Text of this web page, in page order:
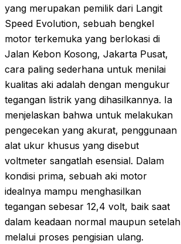
yang merupakan pemilik dari Langit
Speed Evolution, sebuah bengkel
motor terkemuka yang berlokasi di
Jalan Kebon Kosong, Jakarta Pusat,
cara paling sederhana untuk menilai
kualitas aki adalah dengan mengukur
tegangan listrik yang dihasilkannya. Ia
menjelaskan bahwa untuk melakukan
pengecekan yang akurat, penggunaan
alat ukur khusus yang disebut
voltmeter sangatlah esensial. Dalam
kondisi prima, sebuah aki motor
idealnya mampu menghasilkan
tegangan sebesar 12,4 volt, baik saat
dalam keadaan normal maupun setelah
melalui proses pengisian ulang.